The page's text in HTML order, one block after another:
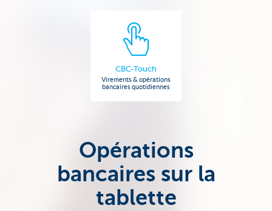
CBC-Touch
Virements & opérations
bancaires quotidiennes
Opérations
bancaires sur la
tablette